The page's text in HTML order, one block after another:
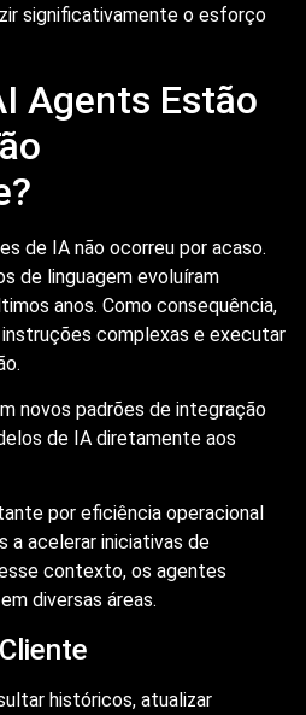
significativamente o esforço
Agents Estão
de IA não ocorreu por acaso.
de linguagem evoluíram
anos. Como consequência,
complexas e executar
novos padrões de integração
de IA diretamente aos
por eficiência operacional
a acelerar iniciativas de
contexto, os agentes
diversas áreas.
históricos, atualizar